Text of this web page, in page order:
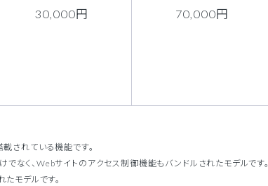
30,000円 70,000円
されている機能です。
く、Webサイトのアクセス制御機能もバンドルされたモデルです。
モデルです。